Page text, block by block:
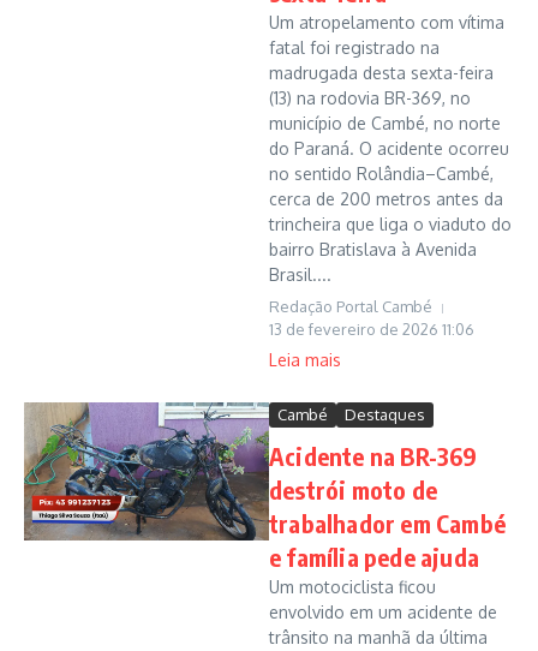
Um atropelamento com vítima
fatal foi registrado na
madrugada desta sexta-feira
(13) na rodovia BR-369, no
município de Cambé, no norte
do Paraná. O acidente ocorreu
no sentido Rolândia–Cambé,
cerca de 200 metros antes da
trincheira que liga o viaduto do
bairro Bratislava à Avenida
Brasil....
Redação Portal Cambé
13 de fevereiro de 2026 11:06
Leia mais
Cambé Destaques
Acidente na BR-369
destrói moto de
trabalhador em Cambé
e família pede ajuda
Um motociclista ficou
envolvido em um acidente de
trânsito na manhã da última